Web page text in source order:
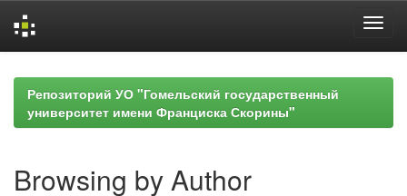
navigationРепозиторий УО "Гомельский государственный
университет имени Франциска Скорины"
Browsing by Author